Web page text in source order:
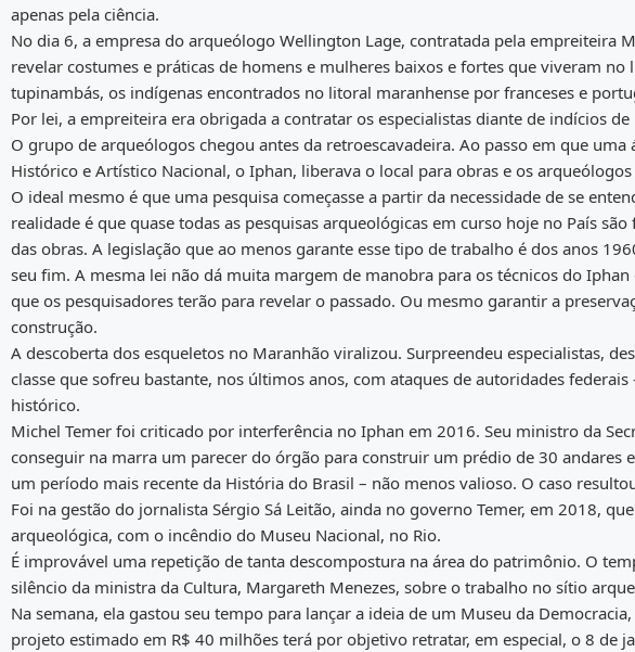
apenas pela ciência.
No dia 6, a empresa do arqueólogo Wellington Lage, contratada pela empreiteira
revelar costumes e práticas de homens e mulheres baixos e fortes que viveram
tupinambás, os indígenas encontrados no litoral maranhense por franceses e
Por lei, a empreiteira era obrigada a contratar os especialistas diante de indícios
O grupo de arqueólogos chegou antes da retroescavadeira. Ao passo em que
Histórico e Artístico Nacional, o Iphan, liberava o local para obras e os
O ideal mesmo é que uma pesquisa começasse a partir da necessidade de se
realidade é que quase todas as pesquisas arqueológicas em curso hoje no País
das obras. A legislação que ao menos garante esse tipo de trabalho é dos anos
seu fim. A mesma lei não dá muita margem de manobra para os técnicos do
que os pesquisadores terão para revelar o passado. Ou mesmo garantir a
construção.
A descoberta dos esqueletos no Maranhão viralizou. Surpreendeu especialistas,
classe que sofreu bastante, nos últimos anos, com ataques de autoridades
histórico.
Michel Temer foi criticado por interferência no Iphan em 2016. Seu ministro da
conseguir na marra um parecer do órgão para construir um prédio de 30 andares
um período mais recente da História do Brasil – não menos valioso. O caso
Foi na gestão do jornalista Sérgio Sá Leitão, ainda no governo Temer, em 2018,
arqueológica, com o incêndio do Museu Nacional, no Rio.
É improvável uma repetição de tanta descompostura na área do patrimônio. O
silêncio da ministra da Cultura, Margareth Menezes, sobre o trabalho no sítio
Na semana, ela gastou seu tempo para lançar a ideia de um Museu da
projeto estimado em R$ 40 milhões terá por objetivo retratar, em especial, o 8 de